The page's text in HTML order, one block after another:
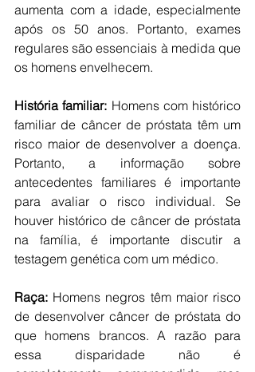
aumenta com a idade, especialmente
após os 50 anos. Portanto, exames
regulares são essenciais à medida que
os homens envelhecem.
História familiar: Homens com histórico
familiar de câncer de próstata têm um
risco maior de desenvolver a doença.
Portanto, a informação sobre
antecedentes familiares é importante
para avaliar o risco individual. Se
houver histórico de câncer de próstata
na família, é importante discutir a
testagem genética com um médico.
Raça: Homens negros têm maior risco
de desenvolver câncer de próstata do
que homens brancos. A razão para
essa disparidade não é